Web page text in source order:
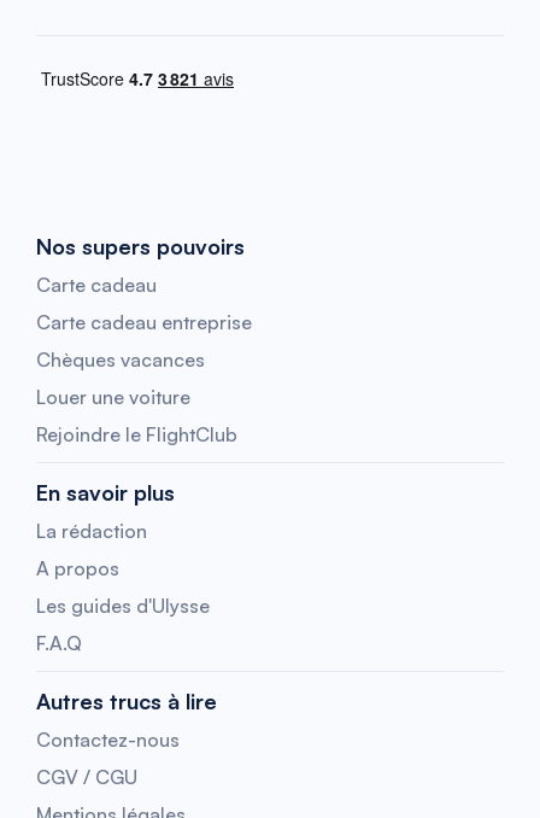
Nos supers pouvoirs
Carte cadeau
Carte cadeau entreprise
Chèques vacances
Louer une voiture
Rejoindre le FlightClub
En savoir plus
La rédaction
A propos
Les guides d'Ulysse
F.A.Q
Autres trucs à lire
Contactez-nous
CGV / CGU